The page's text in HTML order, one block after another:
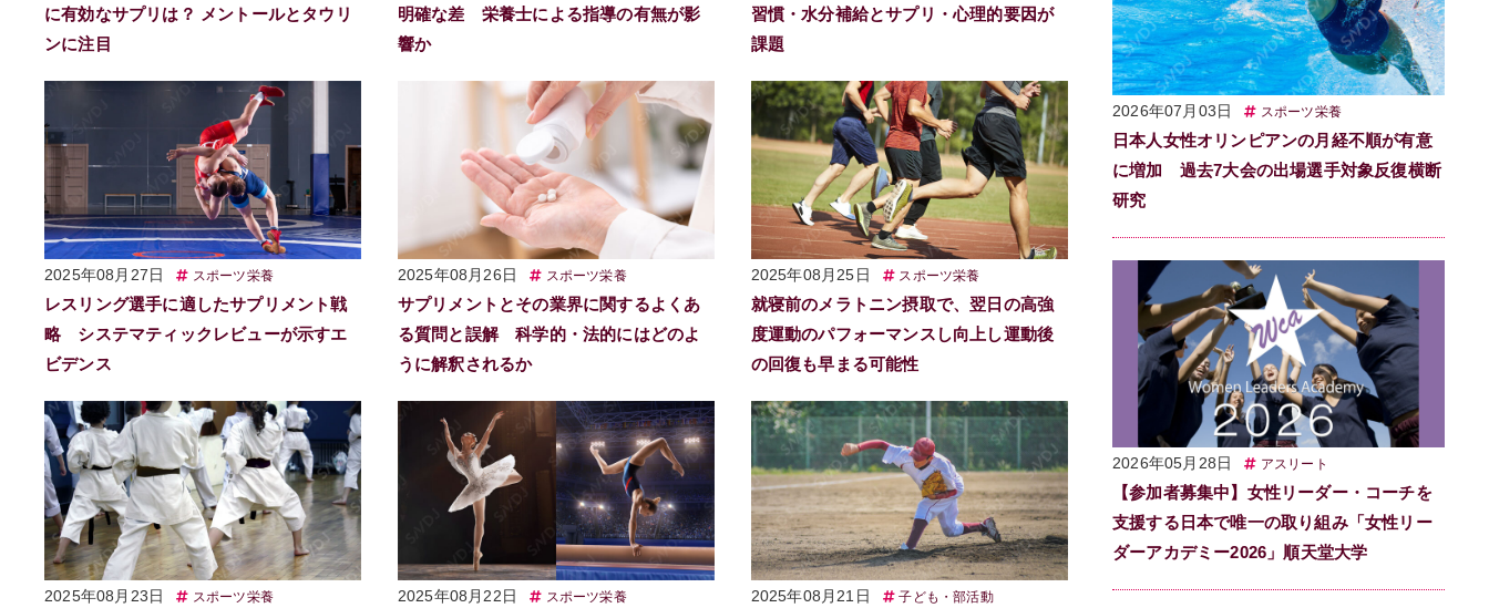
に有効なサプリは？ メントールとタウリ
ンに注目
明確な差 栄養士による指導の有無が影
響か
習慣・水分補給とサプリ・心理的要因が
課題
2025年08月27日 スポーツ栄養
レスリング選手に適したサプリメント戦
略 システマティックレビューが示すエ
ビデンス
2025年08月26日 スポーツ栄養
サプリメントとその業界に関するよくあ
る質問と誤解 科学的・法的にはどのよ
うに解釈されるか
2025年08月25日 スポーツ栄養
就寝前のメラトニン摂取で、翌日の高強
度運動のパフォーマンスし向上し運動後
の回復も早まる可能性
2025年08月23日 スポーツ栄養 2025年08月22日 スポーツ栄養 2025年08月21日 子ども・部活動
2026年07月03日 スポーツ栄養
日本人女性オリンピアンの月経不順が有意
に増加 過去7大会の出場選手対象反復横断
研究
2026年05月28日 アスリート
【参加者募集中】女性リーダー・コーチを
支援する日本で唯一の取り組み「女性リー
ダーアカデミー2026」順天堂大学